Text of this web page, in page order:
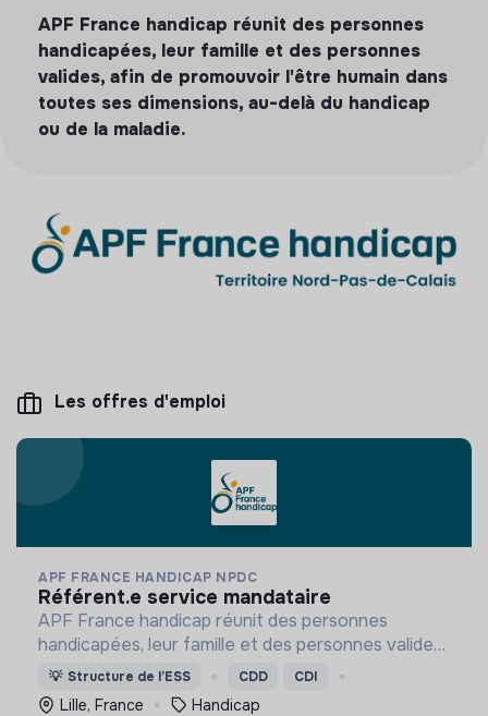
APF France handicap réunit des personnes
handicapées, leur famille et des personnes
valides, afin de promouvoir l'être humain dans
toutes ses dimensions, au-delà du handicap
ou de la maladie.
Les offres d'emploi
APF FRANCE HANDICAP NPDC
référent.e service mandataire
APF France handicap réunit des personnes
handicapées, leur famille et des personnes valides,
afin de promouvoir l'être humain dans toutes ses
dimensions, au-delà du handicap ou de la maladie.
💡 Structure de l’ESS CDD CDI
Lille, France Handicap